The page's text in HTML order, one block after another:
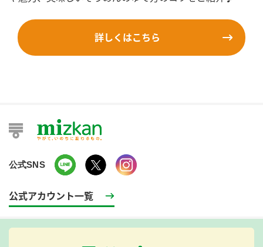
詳しくはこちら
公式SNS
公式アカウント一覧